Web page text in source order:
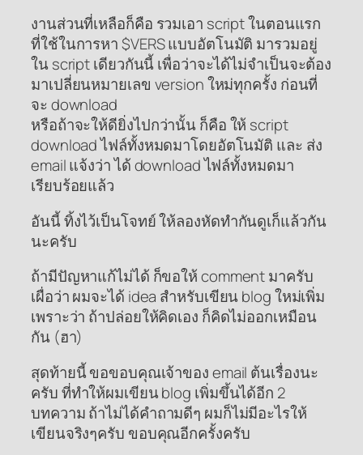
งานส่วนที่เหลือก็คือ รวมเอา script ในตอนแรก
ที่ใช้ในการหา $VERS แบบอัตโนมัติ มารวมอยู่
ใน script เดียวกันนี้ เพื่อว่าจะได้ไม่จำเป็นจะต้อง
มาเปลี่ยนหมายเลข version ใหม่ทุกครั้ง ก่อนที่
จะ download
หรือถ้าจะให้ดียิ่งไปกว่านั้น ก็คือ ให้ script
download ไฟล์ทั้งหมดมาโดยอัตโนมัติ และ ส่ง
email แจ้งว่า ได้ download ไฟล์ทั้งหมดมา
เรียบร้อยแล้ว
อันนี้ ทิ้งไว้เป็นโจทย์ ให้ลองหัดทำกันดูเก็แล้วกัน
นะครับ
ถ้ามีปัญหาแก้ไม่ได้ ก็ขอให้ comment มาครับ
เผื่อว่า ผมจะได้ idea สำหรับเขียน blog ใหม่เพิ่ม
เพราะว่า ถ้าปล่อยให้คิดเอง ก็คิดไม่ออกเหมือน
กัน (ฮา)
สุดท้ายนี้ ขอขอบคุณเจ้าของ email ต้นเรื่องนะ
ครับ ที่ทำให้ผมเขียน blog เพิ่มขึ้นได้อีก 2
บทความ ถ้าไม่ได้คำถามดีๆ ผมก็ไม่มีอะไรให้
เขียนจริงๆครับ ขอบคุณอีกครั้งครับ